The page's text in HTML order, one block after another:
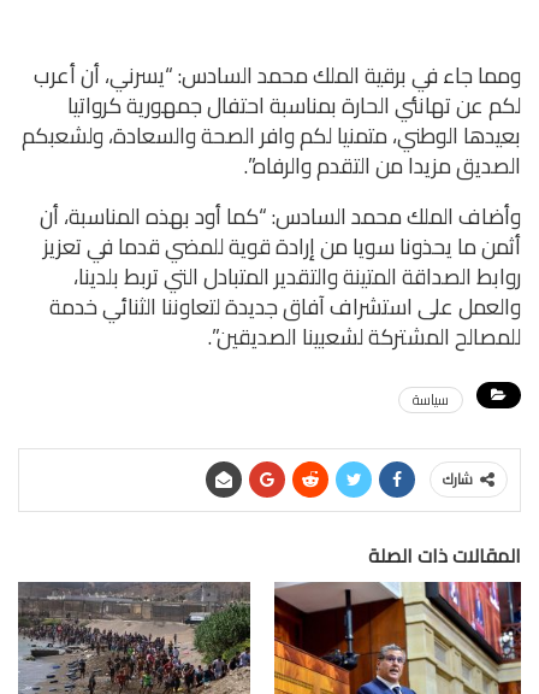
ومما جاء في برقية الملك محمد السادس: “يسرني، أن أعرب
لكم عن تهانئي الحارة بمناسبة احتفال جمهورية كرواتيا
بعيدها الوطني، متمنيا لكم وافر الصحة والسعادة، ولشعبكم
الصديق مزيدا من التقدم والرفاه”.
وأضاف الملك محمد السادس: “كما أود بهذه المناسبة، أن
أثمن ما يحذونا سويا من إرادة قوية للمضي قدما في تعزيز
روابط الصداقة المتينة والتقدير المتبادل التي تربط بلدينا،
والعمل على استشراف آفاق جديدة لتعاوننا الثنائي خدمة
للمصالح المشتركة لشعبينا الصديقين”.
سياسة
شارك
المقالات ذات الصلة